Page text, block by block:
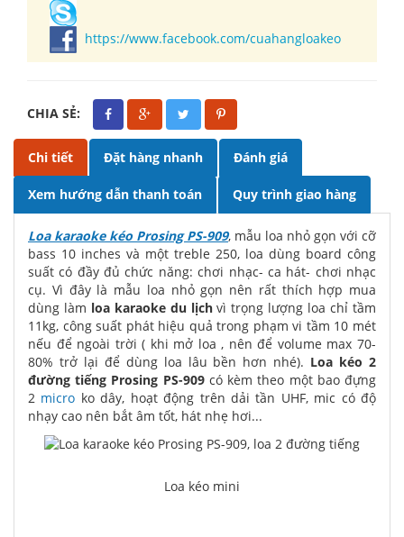
https://www.facebook.com/cuahangloakeo
CHIA SẺ:
Chi tiết Đặt hàng nhanh Đánh giá
Xem hướng dẫn thanh toán Quy trình giao hàng
Loa karaoke kéo Prosing PS-909, mẫu loa nhỏ gọn với cỡ
bass 10 inches và một treble 250, loa dùng board công
suất có đầy đủ chức năng: chơi nhạc- ca hát- chơi nhạc
cụ. Vì đây là mẫu loa nhỏ gọn nên rất thích hợp mua
dùng làm loa karaoke du lịchvì trọng lượng loa chỉ tầm
11kg, công suất phát hiệu quả trong phạm vi tầm 10 mét
nếu để ngoài trời ( khi mở loa , nên để volume max 70-
80% trở lại để dùng loa lâu bền hơn nhé). Loa kéo 2
đường tiếng Prosing PS-909có kèm theo một bao đựng
2 micro ko dây, hoạt động trên dải tần UHF, mic có độ
nhạy cao nên bắt âm tốt, hát nhẹ hơi...
Loa kéo mini